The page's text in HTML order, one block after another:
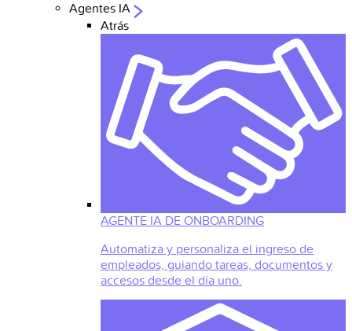
Agentes IA
Atrás
AGENTE IA DE ONBOARDING
Automatiza y personaliza el ingreso de
empleados, guiando tareas, documentos y
accesos desde el día uno.